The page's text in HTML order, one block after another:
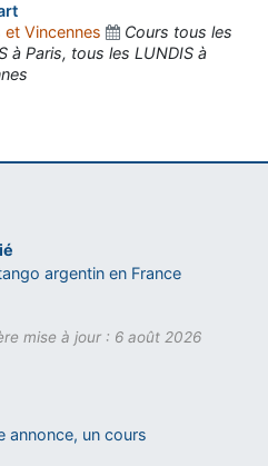
et Vincennes
Cours tous les
à Paris, tous les LUNDIS à
argentin en France
mise à jour : 6 août 2026
annonce, un cours